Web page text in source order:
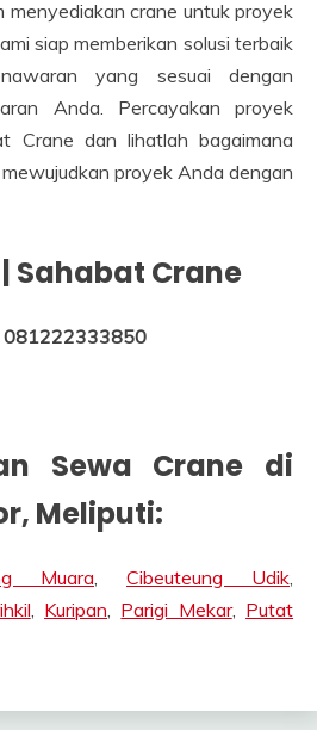
menyediakan crane untuk proyek
siap memberikan solusi terbaik
yang sesuai dengan
Anda. Percayakan proyek
Crane dan lihatlah bagaimana
proyek Anda dengan
Sahabat Crane
081222333850
Sewa Crane di
, Meliputi:
Muara Cibeuteung Udik
Kuripan Parigi Mekar, Putat